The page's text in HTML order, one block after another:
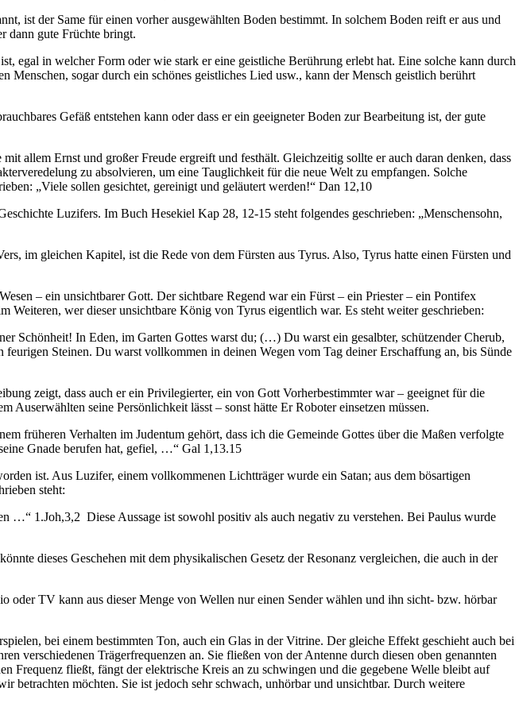
ist der Same für einen vorher ausgewählten Boden bestimmt. In solchem Boden reift er aus und
dann gute Früchte bringt.
egal in welcher Form oder wie stark er eine geistliche Berührung erlebt hat. Eine solche kann durch
sogar durch ein schönes geistliches Lied usw., kann der Mensch geistlich berührt
Gefäß entstehen kann oder dass er ein geeigneter Boden zur Bearbeitung ist, der gute
allem Ernst und großer Freude ergreift und festhält. Gleichzeitig sollte er auch daran denken, dass
zu absolvieren, um eine Tauglichkeit für die neue Welt zu empfangen. Solche
„Viele sollen gesichtet, gereinigt und geläutert werden!“ Dan 12,10
Luzifers. Im Buch Hesekiel Kap 28, 12-15 steht folgendes geschrieben: „Menschensohn,
im gleichen Kapitel, ist die Rede von dem Fürsten aus Tyrus. Also, Tyrus hatte einen Fürsten und
– ein unsichtbarer Gott. Der sichtbare Regend war ein Fürst – ein Priester – ein Pontifex
wer dieser unsichtbare König von Tyrus eigentlich war. Es steht weiter geschrieben:
Schönheit! In Eden, im Garten Gottes warst du; (…) Du warst ein gesalbter, schützender Cherub,
Steinen. Du warst vollkommen in deinen Wegen vom Tag deiner Erschaffung an, bis Sünde
zeigt, dass auch er ein Privilegierter, ein von Gott Vorherbestimmter war – geeignet für die
seine Persönlichkeit lässt – sonst hätte Er Roboter einsetzen müssen.
früheren Verhalten im Judentum gehört, dass ich die Gemeinde Gottes über die Maßen verfolgte
Gnade berufen hat, gefiel, …“ Gal 1,13.15
ist. Aus Luzifer, einem vollkommenen Lichtträger wurde ein Satan; aus dem bösartigen
steht:
…“ 1.Joh,3,2 Diese Aussage ist sowohl positiv als auch negativ zu verstehen. Bei Paulus wurde
dieses Geschehen mit dem physikalischen Gesetz der Resonanz vergleichen, die auch in der
TV kann aus dieser Menge von Wellen nur einen Sender wählen und ihn sicht- bzw. hörbar
bei einem bestimmten Ton, auch ein Glas in der Vitrine. Der gleiche Effekt geschieht auch bei
verschiedenen Trägerfrequenzen an. Sie fließen von der Antenne durch diesen oben genannten
Frequenz fließt, fängt der elektrische Kreis an zu schwingen und die gegebene Welle bleibt auf
betrachten möchten. Sie ist jedoch sehr schwach, unhörbar und unsichtbar. Durch weitere